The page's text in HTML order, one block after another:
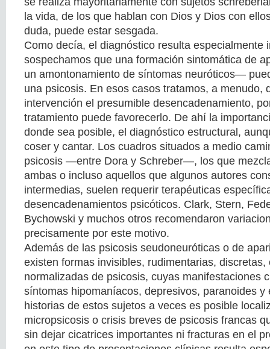
la vida, de los que hablan con Dios y Dios con
duda, puede estar sesgada.
Como decía, el diagnóstico resulta especialmente
sospechamos que una formación sintomática de
un amontonamiento de síntomas neuróticos—
una psicosis. En esos casos tratamos, a menudo,
intervención el presumible desencadenamiento,
tratamiento puede favorecerlo. De ahí la
donde sea posible, el diagnóstico estructural,
coser y cantar. Los cuadros situados a medio
psicosis —entre Dora y Schreber—, los que
ambas o incluso aquellos que algunos autores
intermedias, suelen requerir terapéuticas
desencadenamientos psicóticos. Clark, Stern,
Bychowski y muchos otros recomendaron
precisamente por este motivo.
Además de las psicosis seudoneuróticas o de
existen formas invisibles, rudimentarias, discretas,
normalizadas de psicosis, cuyas manifestaciones
síntomas hipomaníacos, depresivos, paranoides y
historias de estos sujetos a veces es posible
micropsicosis o crisis breves de psicosis francas
sin dejar cicatrices importantes ni fracturas en el